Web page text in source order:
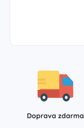
Doprava zdarma